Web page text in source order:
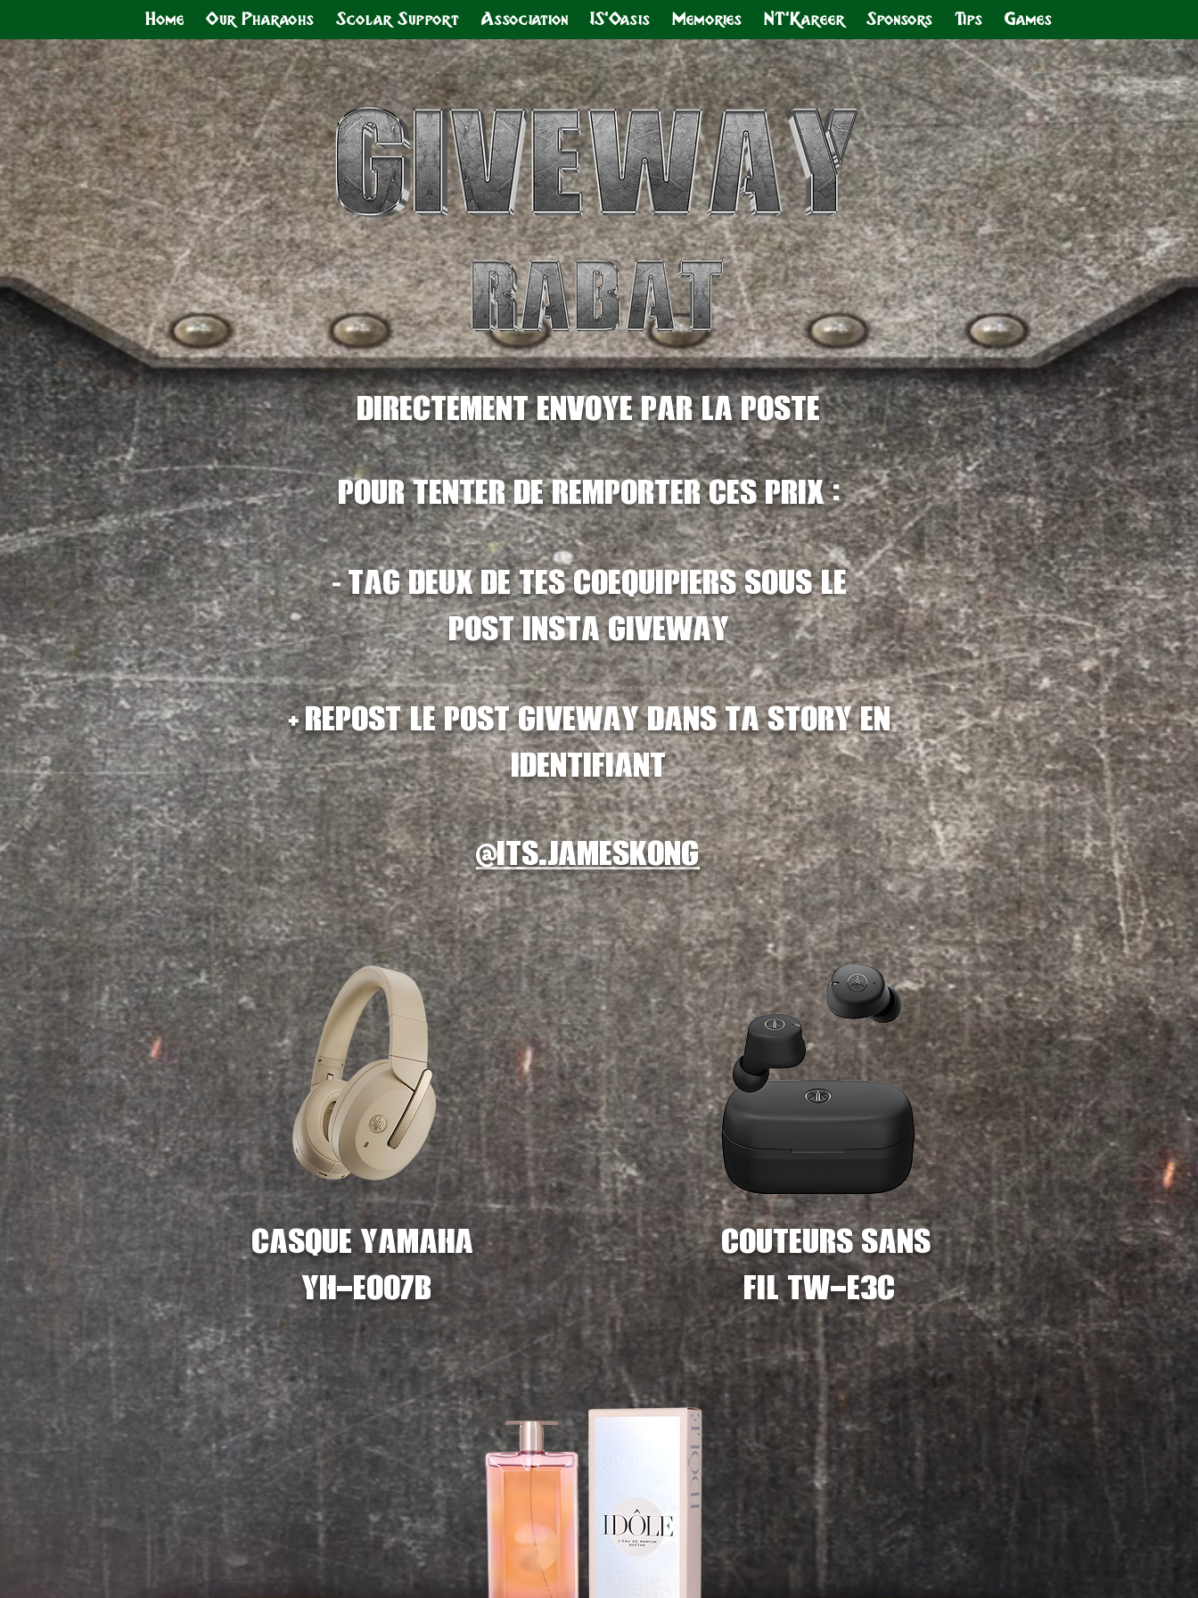
Home Our Pharaohs Scolar Support Association IS'Oasis Memories NT'Kareer Sponsors Tips Games
Pour tenter de remporter ces prix:
-tag deux de tescoequipierssous le
postinsta giveway
+repost le post giveway dans ta story en
identifiant
@ its.jameskong
Directement envoye par la poste
Casque Yamaha
YH-E007B
écouteurssans
fil tw-e3c